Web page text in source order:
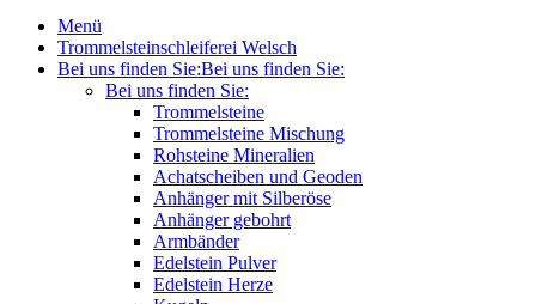
Menü
Trommelsteinschleiferei Welsch
Bei uns finden Sie:Bei uns finden Sie:
Bei uns finden Sie:
Trommelsteine
Trommelsteine Mischung
Rohsteine Mineralien
Achatscheiben und Geoden
Anhänger mit Silberöse
Anhänger gebohrt
Armbänder
Edelstein Pulver
Edelstein Herze